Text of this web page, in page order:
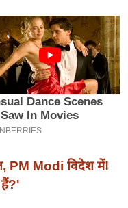
PM Modi विदेश में!
हैं?'